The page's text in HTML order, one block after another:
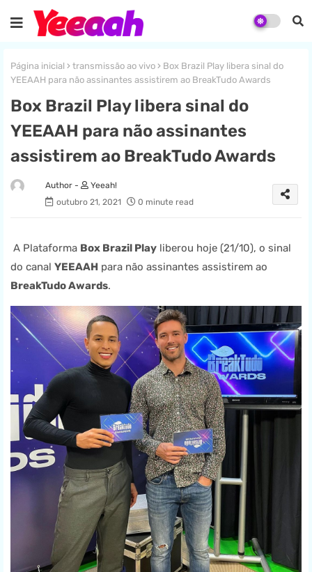
Página inicial transmissão ao vivo
Box Brazil Play libera sinal do
YEEAAH para não assinantes assistirem ao BreakTudo Awards
Box Brazil Play libera sinal do
YEEAAH para não assinantes
assistirem ao BreakTudo Awards
Yeeah!
outubro 21, 2021
0 minute read
A Plataforma Box Brazil Play liberou hoje (21/10), o sinal
do canal YEEAAH para não assinantes assistirem ao
BreakTudo Awards.